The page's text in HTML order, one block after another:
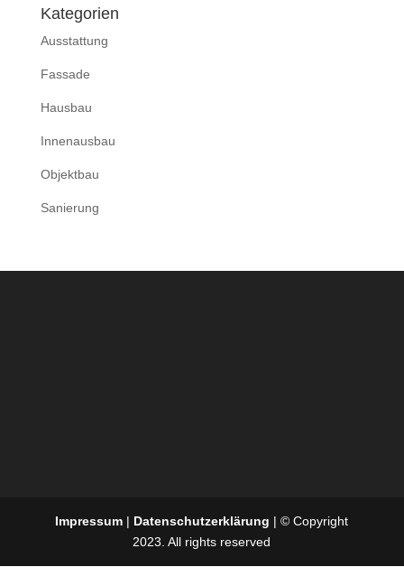
Kategorien
Ausstattung
Fassade
Hausbau
Innenausbau
Objektbau
Sanierung
Impressum | Datenschutzerklärung | © Copyright
2023. All rights reserved